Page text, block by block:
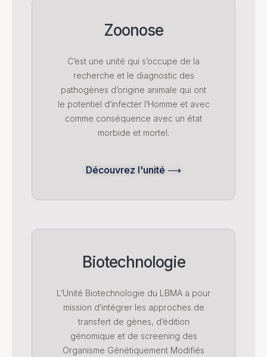
Zoonose
C’est une unité qui s’occupe de la
recherche et le diagnostic des
pathogènes d’origine animale qui ont
le potentiel d’infecter l’Homme et avec
comme conséquence avec un état
morbide et mortel.
Découvrez l'unité ⟶
Biotechnologie
L’Unité Biotechnologie du LBMA a pour
mission d’intégrer les approches de
transfert de gènes, d’édition
génomique et de screening des
Organisme Génétiquement Modifiés